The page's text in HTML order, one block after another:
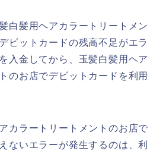
白髪用ヘアカラートリートメン
ビットカードの残高不足がエラ
入金してから、玉髪白髪用ヘア
のお店でデビットカードを利用
カラートリートメントのお店で
ないエラーが発生するのは、利